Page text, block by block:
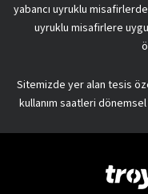
yabancı uyruklu
uyruklu misafirlere
Sitemizde yer alan tesis
kullanım saatleri